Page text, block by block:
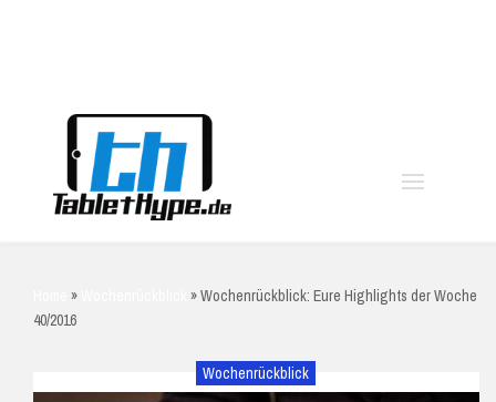
» »Wochenrückblick: Eure Highlights der Woche
40/2016
Wochenrückblick